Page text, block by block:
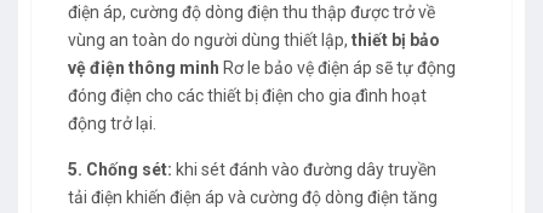
điện áp, cường độ dòng điện thu thập được trở về
vùng an toàn do người dùng thiết lập, thiết bị bảo
vệ điện thông minh Rơ le bảo vệ điện áp sẽ tự động
đóng điện cho các thiết bị điện cho gia đình hoạt
động trở lại.
5. Chống sét: khi sét đánh vào đường dây truyền
tải điện khiến điện áp và cường độ dòng điện tăng